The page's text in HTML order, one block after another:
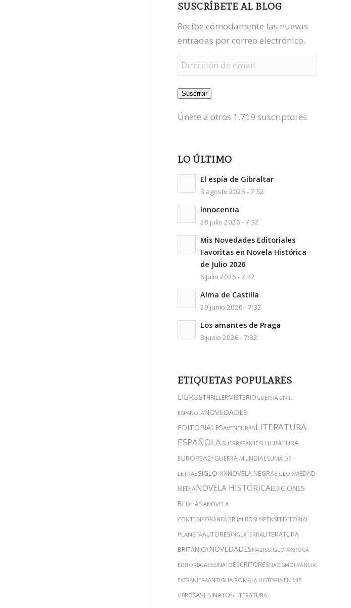
SUSCRÍBETE AL BLOG
Recibe cómodamente las nuevas
entradas por correo electrónico.
Dirección
de
email
Suscribir
Únete a otros 1.719 suscriptores
LO ÚLTIMO
El espía de Gibraltar
3 agosto 2026 - 7:32
Innocentia
28 julio 2026 - 7:32
Mis Novedades Editoriales
Favoritas en Novela Histórica
de Julio 2026
6 julio 2026 - 7:32
Alma de Castilla
29 junio 2026 - 7:32
Los amantes de Praga
3 junio 2026 - 7:32
ETIQUETAS POPULARES
LIBROSTHRILLERMISTERIOGUERRA CIVIL
ESPAÑOLANOVEDADES
EDITORIALESAVENTURASLITERATURA
ESPAÑOLAGUERRAPÀMIESLITERATURA
EUROPEA2ª GUERRA MUNDIALSUMA DE
LETRASSIGLO XXNOVELA NEGRASIGLO XVIEDAD
MEDIANOVELA HISTÓRICAEDICIONES
BEDHASANOVELA
CONTEMPORÁNEAGRIJALBOSUSPENSEEDITORIAL
PLANETAAUTORESINGLATERRALITERATURA
BRITÁNICANOVEDADESNAZISSIGLO XIXROCA
EDITORIALASESINATOESCRITORESNAZISMOFRANCIANARRATIVA
EXTRANJERAANTIGUA ROMALA HISTORIA EN MIS
LIBROSASESINATOSLITERATURA